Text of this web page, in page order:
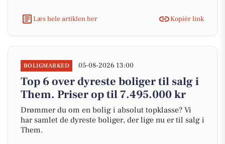
Læs hele artiklen her Kopiér link
BOLIGMARKED 05-08-2026 13:00
Top 6 over dyreste boliger til salg i
Them. Priser op til 7.495.000 kr
Drømmer du om en bolig i absolut topklasse? Vi
har samlet de dyreste boliger, der lige nu er til salg i
Them.